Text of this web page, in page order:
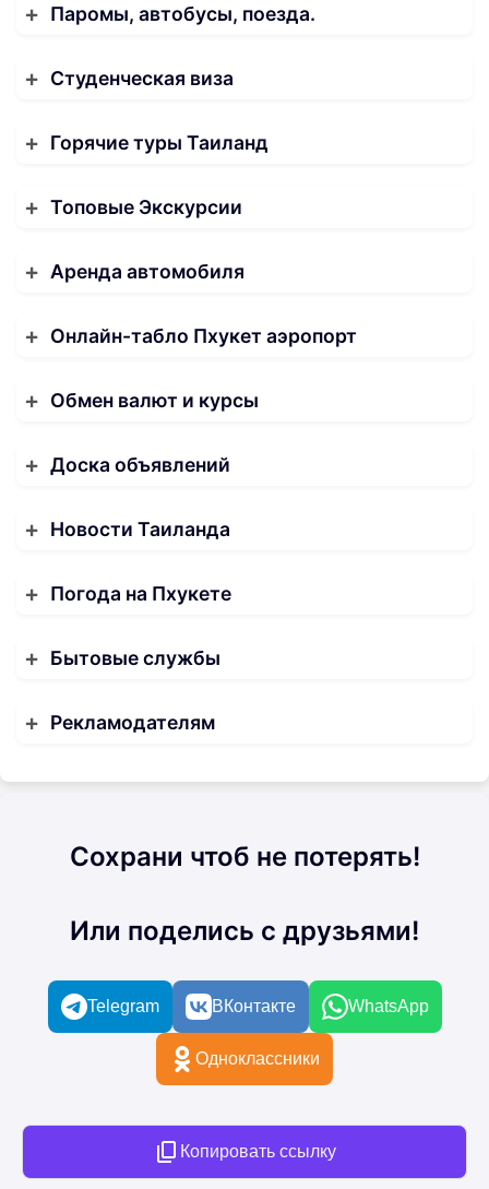
Паромы, автобусы, поезда.
Студенческая виза
Горячие туры Таиланд
Топовые Экскурсии
Аренда автомобиля
Онлайн-табло Пхукет аэропорт
Обмен валют и курсы
Доска объявлений
Новости Таиланда
Погода на Пхукете
Бытовые службы
Рекламодателям
Сохрани чтоб не потерять!
Или поделись с друзьями!
Telegram ВКонтакте WhatsApp
Одноклассники
Копировать ссылку